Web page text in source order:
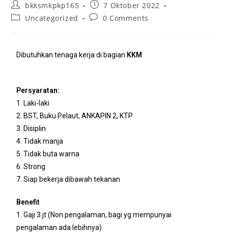
bkksmkpkp165
7 Oktober 2022
Uncategorized
0 Comments
Dibutuhkan tenaga kerja di bagian KKM
Persyaratan:
1. Laki-laki
2. BST, Buku Pelaut, ANKAPIN 2, KTP
3. Disiplin
4. Tidak manja
5. Tidak buta warna
6. Strong
7. Siap bekerja dibawah tekanan
Benefit
1. Gaji 3 jt (Non pengalaman, bagi yg mempunyai
pengalaman ada lebihnya)